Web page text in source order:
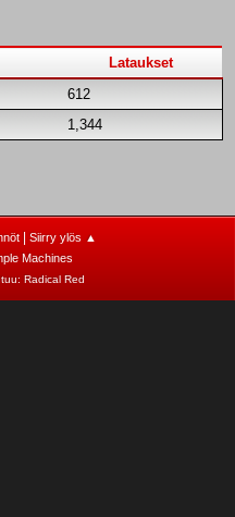
Lataukset
612
1,344
|
Siirry ylös ▲
Machines
Radical Red